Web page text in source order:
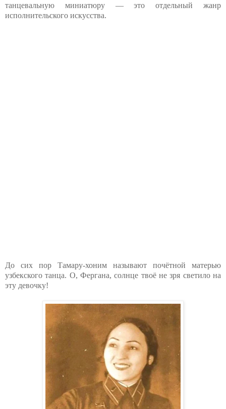
танцевальную миниатюру — это отдельный жанр
исполнительского искусства.
До сих пор Тамару-хоним называют почётной матерью
узбекского танца. О, Фергана, солнце твоё не зря светило на
эту девочку!